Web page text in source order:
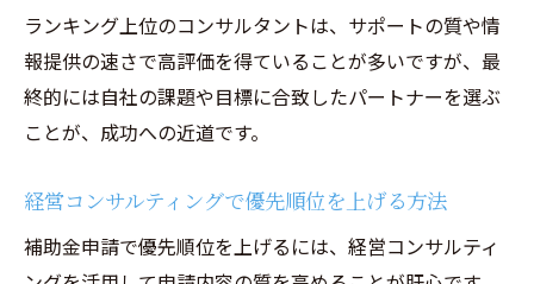
ランキング上位のコンサルタントは、サポートの質や情
報提供の速さで高評価を得ていることが多いですが、最
終的には自社の課題や目標に合致したパートナーを選ぶ
ことが、成功への近道です。
経営コンサルティングで優先順位を上げる方法
補助金申請で優先順位を上げるには、経営コンサルティ